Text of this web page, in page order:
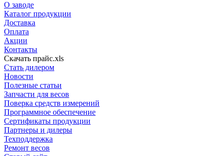
О заводе
Каталог продукции
Доставка
Оплата
Акции
Контакты
Скачать прайс.xls
Стать дилером
Новости
Полезные статьи
Запчасти для весов
Поверка средств измерений
Программное обеспечение
Сертификаты продукции
Партнеры и дилеры
Техподдержка
Ремонт весов